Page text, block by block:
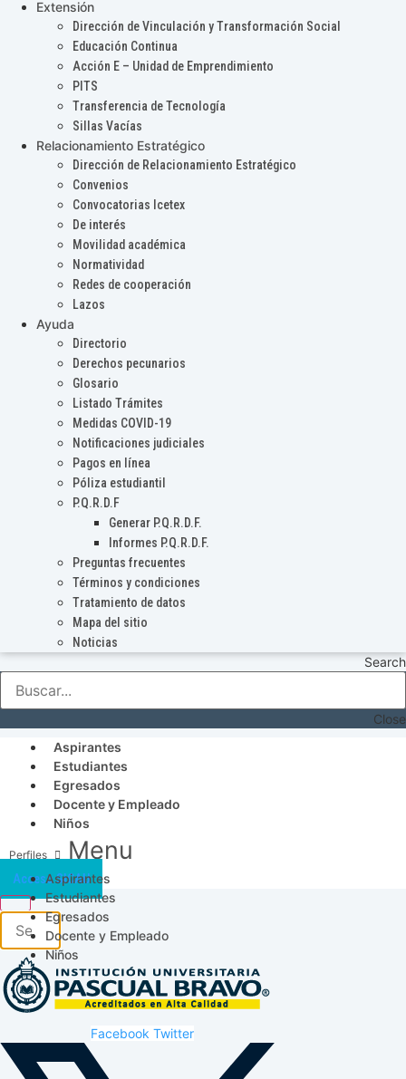
Extensión
Dirección de Vinculación y Transformación Social
Educación Continua
Acción E – Unidad de Emprendimiento
PITS
Transferencia de Tecnología
Sillas Vacías
Relacionamiento Estratégico
Dirección de Relacionamiento Estratégico
Convenios
Convocatorias Icetex
De interés
Movilidad académica
Normatividad
Redes de cooperación
Lazos
Ayuda
Directorio
Derechos pecunarios
Glosario
Listado Trámites
Medidas COVID-19
Notificaciones judiciales
Pagos en línea
Póliza estudiantil
P.Q.R.D.F
Generar P.Q.R.D.F.
Informes P.Q.R.D.F.
Preguntas frecuentes
Términos y condiciones
Tratamiento de datos
Mapa del sitio
Noticias
Search
Close
Aspirantes
Estudiantes
Egresados
Docente y Empleado
Niños
Menu
Aspirantes
Estudiantes
Egresados
Docente y Empleado
Niños
Acceso SICAU
Facebook Twitter